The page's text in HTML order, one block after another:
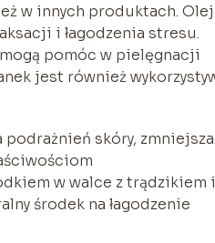
w innych produktach.
i łagodzenia stresu.
pomóc w pielęgnacji
jest również
skóry,
w walce z trądzikiem i
środek na łagodzenie